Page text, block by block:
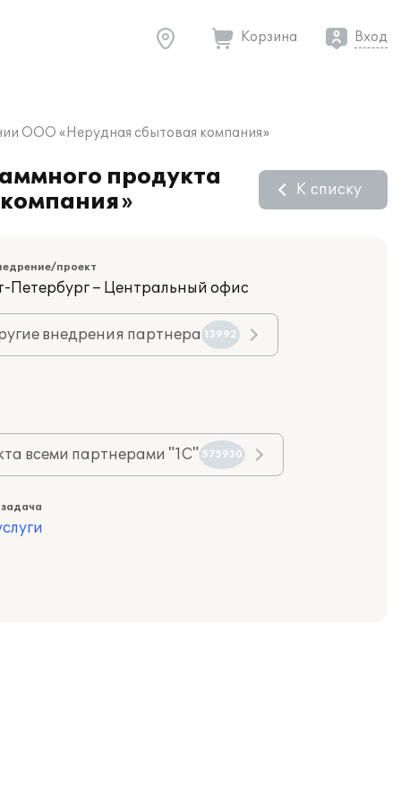
Корзина Вход
ООО «Нерудная сбытовая компания»
продукта
К списку
проект
Петербург – Центральный офис
внедрения партнера 13992
всеми партнерами "1С" 575930